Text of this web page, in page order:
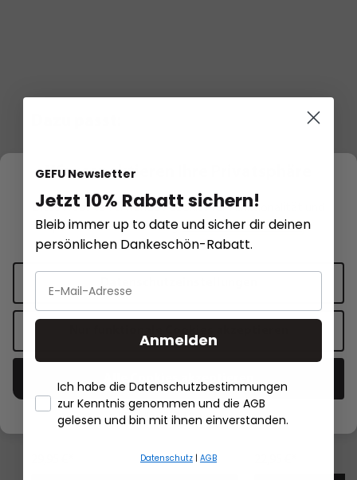
Salatschleuder ROTARE, 4 L Digital-
Wir respektieren Ihre Privatsphäre
Diese Website verwendet Cookies für Funktionalität und
personalisierte Werbung.Mehr Informationen.
- Händlerbund Impressum
GEFU Newsletter
Jetzt 10% Rabatt sichern!
Bleib immer up to date und sicher dir deinen
persönlichen Dankeschön-Rabatt.
Anmelden
Ich habe die Datenschutzbestimmungen
zur Kenntnis genommen und die AGB
gelesen und bin mit ihnen einverstanden.
Datenschutz | AGB